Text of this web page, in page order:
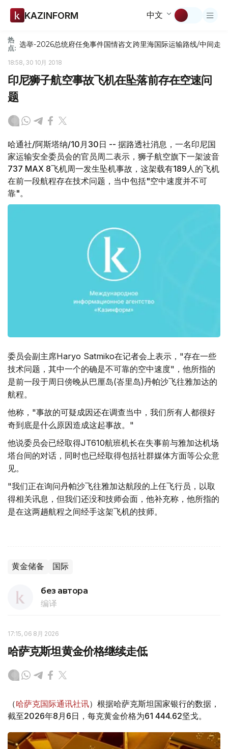
KAZINFORM 中文
热
点: 选举-2026总统府任免事件国情咨文跨里海国际运输路线/中间走廊
18:58, 30 10月 2018
印尼狮子航空事故飞机在坠落前存在空速问
题
哈通社/阿斯塔纳/10月30日 -- 据路透社消息，一名印尼国
家运输安全委员会的官员周二表示，狮子航空旗下一架波音
737 MAX 8飞机周一发生坠机事故，这架载有189人的飞机
在前一段航程存在技术问题，当中包括"空中速度并不可
靠"。
委员会副主席Haryo Satmiko在记者会上表示，"存在一些
技术问题，其中一个的确是不可靠的空中速度"，他所指的
是前一段于周日傍晚从巴厘岛(峇里岛)丹帕沙飞往雅加达的
航程。
他称，"事故的可疑成因还在调查当中，我们所有人都很好
奇到底是什么原因造成这起事故。"
他说委员会已经取得JT610航班机长在失事前与雅加达机场
塔台间的对话，同时也已经取得包括社群媒体方面等公众意
见。
"我们正在询问丹帕沙飞往雅加达航段的上任飞行员，以取
得相关讯息，但我们还没和技师会面，他补充称，他所指的
是在这两趟航程之间经手这架飞机的技师。
黄金储备 国际
без автора
编译
17:15, 06 8月 2026
哈萨克斯坦黄金价格继续走低
（哈萨克国际通讯社讯）根据哈萨克斯坦国家银行的数据，
截至2026年8月6日，每克黄金价格为61 444.62坚戈。